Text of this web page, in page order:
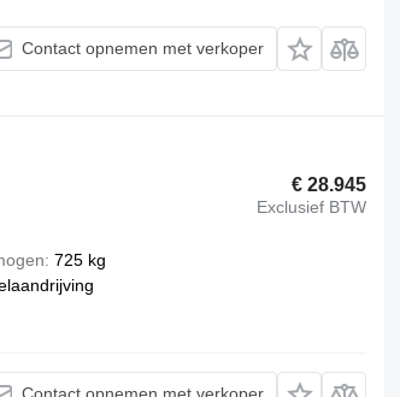
Contact opnemen met verkoper
€ 28.945
Exclusief BTW
725 kg